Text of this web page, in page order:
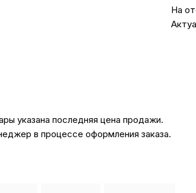
указана последняя цена продажи.
в процессе оформления заказа.
На